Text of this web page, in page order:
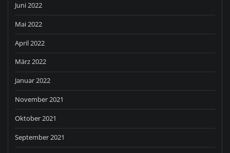
Juni 2022
Mai 2022
April 2022
März 2022
Januar 2022
November 2021
Oktober 2021
September 2021